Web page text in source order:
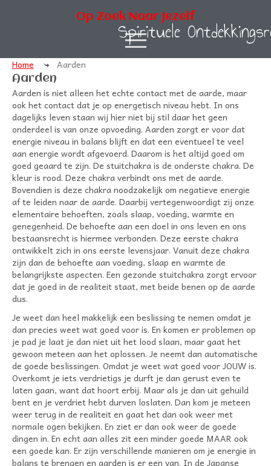
Op Zoek Naar Jezelf
Spirituele
Home Aarden
Aarden
Aarden is niet alleen het echte contact met de aarde, maar
ook het contact dat je op energetisch niveau hebt. In ons
dagelijks leven staan wij hier niet bij stil daar het geen
onderdeel is van onze opvoeding. Aarden zorgt er voor dat
energie niveau in balans blijft en dat een eventueel te veel
aan energie wordt afgevoerd. Daarom is het altijd goed om
goed geaard te zijn. De stuitchakra is de onderste chakra. De
kleur is rood. Deze chakra verbindt ons met de aarde.
Bovendien is deze chakra noodzakelijk om negatieve energie
af te leiden naar de aarde. Daarbij vertegenwoordigt zij onze
elementaire behoeften, zoals slaap, voeding, warmte en
genegenheid. De behoefte aan een doel in ons leven en ons
bestaansrecht is hiermee verbonden. Deze eerste chakra
ontwikkelt zich in ons eerste levensjaar. Vanuit deze chakra
zijn dan de behoefte aan voeding, slaap en warmte de
belangrijkste aspecten. Een gezonde stuitchakra zorgt ervoor
dat je goed in de realiteit staat, met beide benen op de aarde
dus.
Je weet dan heel makkelijk een beslissing te nemen omdat je
dan precies weet wat goed voor is. En komen er problemen op
je pad je laat je dan niet uit het lood slaan, maar gaat het
gewoon meteen aan het oplossen. Je neemt dan automatische
de goede beslissingen. Omdat je weet wat goed voor JOUW is.
Overkomt je iets verdrietigs je durft je dan gerust even te
laten gaan, want dat hoort erbij. Maar als je dan uit gehuild
bent en je verdriet hebt durven loslaten. Dan kom je meteen
weer terug in de realiteit en gaat het dan ook weer met
normale ogen bekijken. En ziet er dan ook weer de goede
dingen in. En echt aan alles zit een minder goede MAAR ook
een goede kan. Er zijn verschillende manieren om je energie in
balans te brengen en aarden is er een van. In de Japanse